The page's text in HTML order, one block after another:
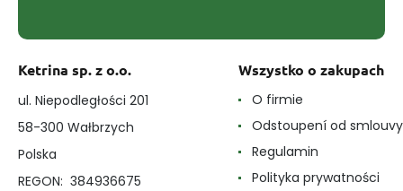
Ketrina sp. z o.o.
ul. Niepodległości 201
58-300 Wałbrzych
Polska
REGON: 384936675
Wszystko o zakupach
O firmie
Odstoupení od smlouvy
Regulamin
Polityka prywatności